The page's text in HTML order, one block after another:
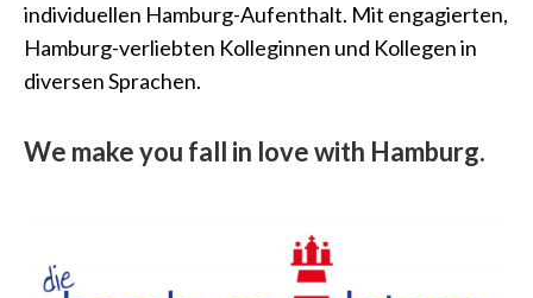
individuellen Hamburg-Aufenthalt. Mit engagierten,
Hamburg-verliebten Kolleginnen und Kollegen in
diversen Sprachen.
We make you fall in love with Hamburg.